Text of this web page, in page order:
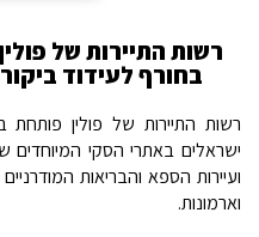
רשות התיירות של
בחורף לעידוד
רשות התיירות של פולין פותחת
ישראלים באתרי הסקי המיוחדים
ועיירות הספא והבריאות
וארמונות.